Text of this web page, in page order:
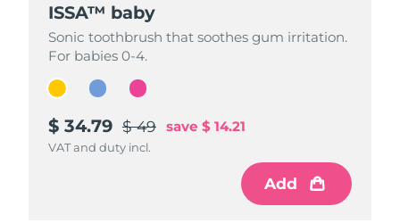
ISSA™ baby
Sonic toothbrush that soothes gum irritation.
For babies 0-4.
$ 34.79 $ 49 save $ 14.21
VAT and duty incl.
Add
ISSA™ baby
Sonic toothbrush that soothes gum irritation.
For babies 0-4.
$ 34.79 $ 49 save $ 14.21
VAT and duty incl.
Add
ISSA™ baby
Sonic toothbrush that soothes gum irritation.
For babies 0-4.
$ 34.79 $ 49 save $ 14.21
VAT and duty incl.
Add